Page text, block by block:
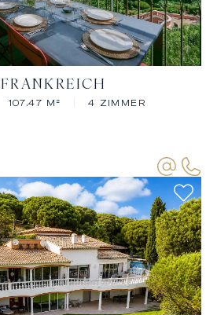
FRANKREICH
107.47 M² 4 ZIMMER